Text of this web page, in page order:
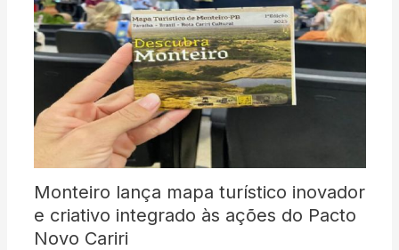
Monteiro lança mapa turístico inovador
e criativo integrado às ações do Pacto
Novo Cariri